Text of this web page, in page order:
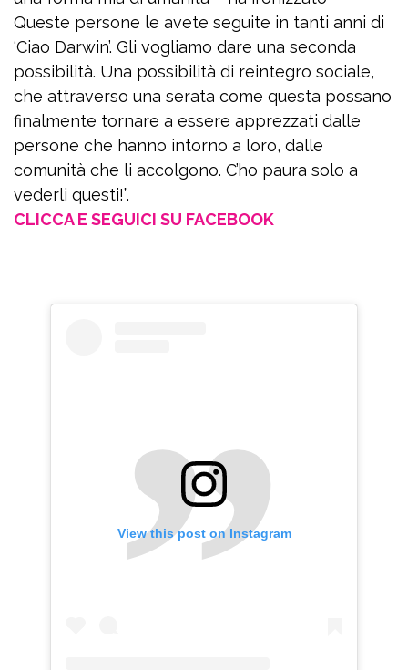
Queste persone le avete seguite in tanti anni di
‘Ciao Darwin’. Gli vogliamo dare una seconda
possibilità. Una possibilità di reintegro sociale,
che attraverso una serata come questa possano
finalmente tornare a essere apprezzati dalle
persone che hanno intorno a loro, dalle
comunità che li accolgono. C’ho paura solo a
vederli questi!”.
CLICCA E SEGUICI SU FACEBOOK
View this post on Instagram